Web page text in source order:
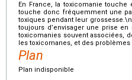
En France, la toxicomanie touche
touche donc fréquemment une
toxiques pendant leur
toujours d’envisager une prise
toxicomanies souvent associées,
les toxicomanes, et des
Plan
Plan indisponible